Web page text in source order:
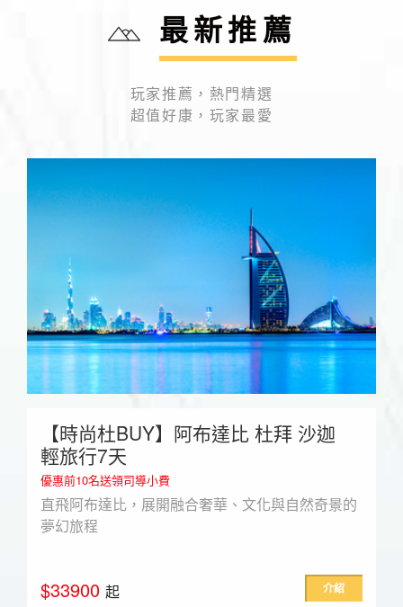
最新推薦
玩家推薦，熱門精選
超值好康，玩家最愛
【時尚杜BUY】阿布達比 杜拜 沙迦
輕旅行7天
優惠前10名送領司導小費
直飛阿布達比，展開融合奢華、文化與自然奇景的
夢幻旅程
$33900 起 介紹